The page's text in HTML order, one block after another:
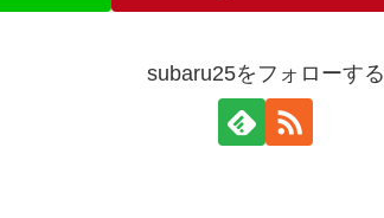
subaru25をフォローする